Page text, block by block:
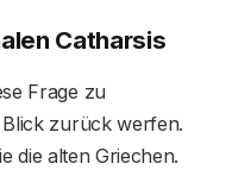
Catharsis
Frage zu
zurück werfen.
die alten Griechen.